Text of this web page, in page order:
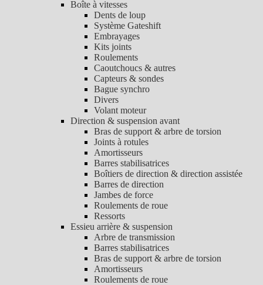
Boîte à vitesses
Dents de loup
Système Gateshift
Embrayages
Kits joints
Roulements
Caoutchoucs & autres
Capteurs & sondes
Bague synchro
Divers
Volant moteur
Direction & suspension avant
Bras de support & arbre de torsion
Joints à rotules
Amortisseurs
Barres stabilisatrices
Boîtiers de direction & direction assistée
Barres de direction
Jambes de force
Roulements de roue
Ressorts
Essieu arrière & suspension
Arbre de transmission
Barres stabilisatrices
Bras de support & arbre de torsion
Amortisseurs
Roulements de roue